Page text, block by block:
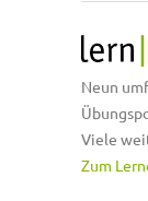
Neun
Viele
Zum